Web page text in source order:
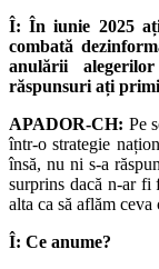
Î: În iunie 2025
combată
anulării
răspunsuri ați
APADOR-CH: Pe
într-o strategie
însă, nu ni s-a
surprins dacă n-ar fi
alta ca să aflăm
Î: Ce anume?